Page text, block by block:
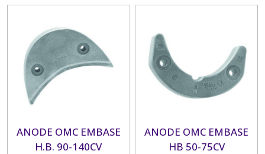
ANODE OMC EMBASE
H.B. 90-140CV
ANODE OMC EMBASE
HB 50-75CV